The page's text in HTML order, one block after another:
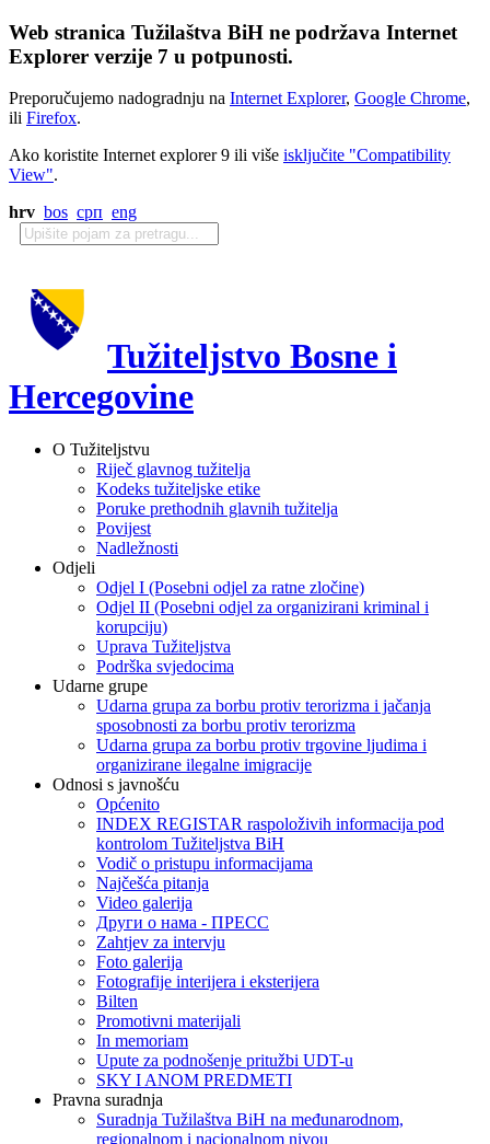
Web stranica Tužilaštva BiH ne podržava Internet
Explorer verzije 7 u potpunosti.
Preporučujemo nadogradnju na Internet Explorer, Google Chrome,
ili Firefox.
Ako koristite Internet explorer 9 ili više isključite "Compatibility
View".
hrv bos срп eng
Tužiteljstvo Bosne i
Hercegovine
O Tužiteljstvu
Riječ glavnog tužitelja
Kodeks tužiteljske etike
Poruke prethodnih glavnih tužitelja
Povijest
Nadležnosti
Odjeli
Odjel I (Posebni odjel za ratne zločine)
Odjel II (Posebni odjel za organizirani kriminal i
korupciju)
Uprava Tužiteljstva
Podrška svjedocima
Udarne grupe
Udarna grupa za borbu protiv terorizma i jačanja
sposobnosti za borbu protiv terorizma
Udarna grupa za borbu protiv trgovine ljudima i
organizirane ilegalne imigracije
Odnosi s javnošću
Općenito
INDEX REGISTAR raspoloživih informacija pod
kontrolom Tužiteljstva BiH
Vodič o pristupu informacijama
Najčešća pitanja
Video galerija
Други о нама - ПРЕСC
Zahtjev za intervju
Foto galerija
Fotografije interijera i eksterijera
Bilten
Promotivni materijali
In memoriam
Upute za podnošenje pritužbi UDT-u
SKY I ANOM PREDMETI
Pravna suradnja
Suradnja Tužilaštva BiH na međunarodnom,
regionalnom i nacionalnom nivou